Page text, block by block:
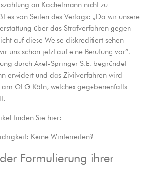
an Kachelmann nicht zu
es von Seiten des Verlags: „Da wir unsere
über das Strafverfahren gegen
auf diese Weise diskreditiert sehen
uns schon jetzt auf eine Berufung vor“.
durch Axel-Springer S.E. begründet
erwidert und das Zivilverfahren wird
OLG Köln, welches gegebenenfalls
finden Sie hier:
Keine Winterreifen?
Formulierung ihrer